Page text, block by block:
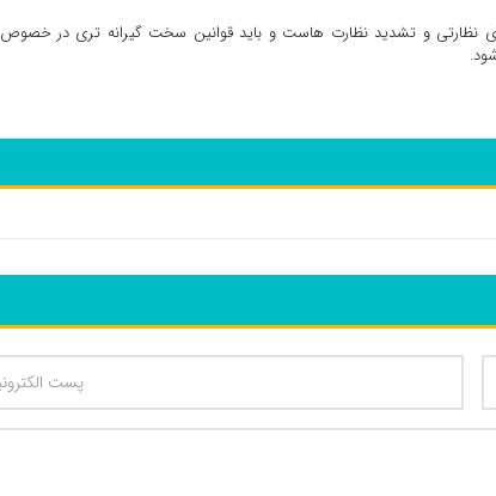
نظارتی و تشدید نظارت هاست و باید قوانین سخت گیرانه تری در خصوص